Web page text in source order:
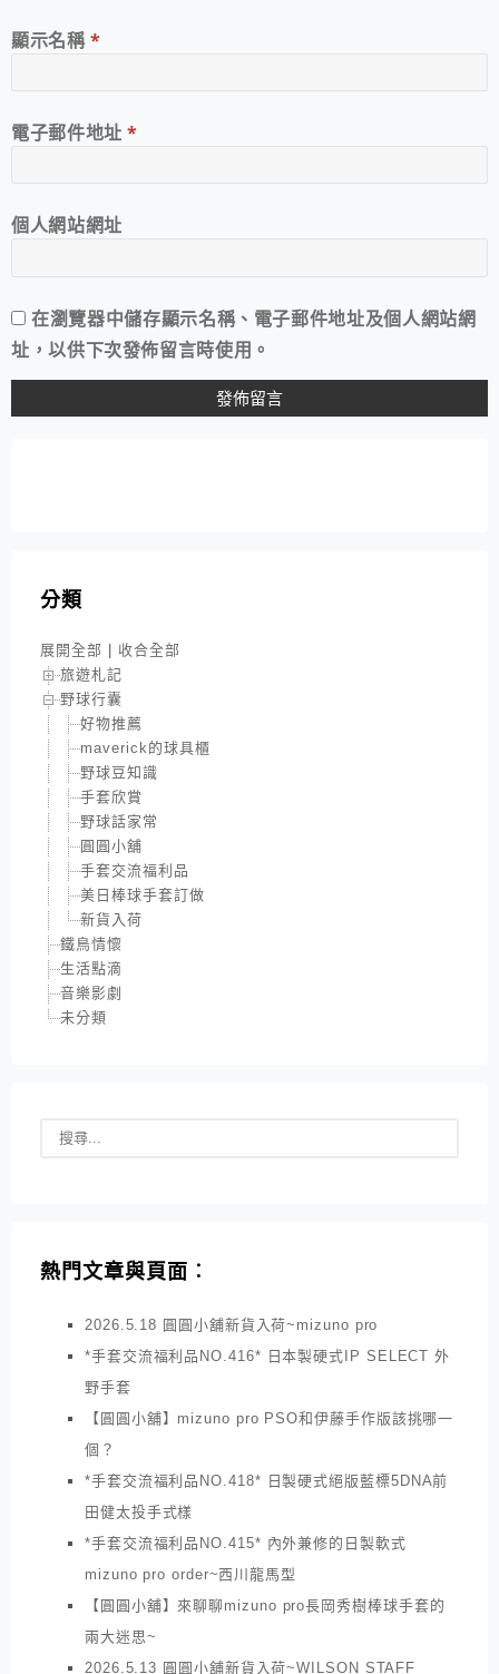
顯示名稱*
電子郵件地址*
個人網站網址
在瀏覽器中儲存顯示名稱、電子郵件地址及個人網站網
址，以供下次發佈留言時使用。
分類
展開全部
收合全部
旅遊札記
野球行囊
好物推薦
maverick的球具櫃
野球豆知識
手套欣賞
野球話家常
圓圓小舖
手套交流福利品
美日棒球手套訂做
新貨入荷
鐵鳥情懷
生活點滴
音樂影劇
未分類
熱門文章與頁面︰
2026.5.18 圓圓小舖新貨入荷~mizuno pro
*手套交流福利品NO.416* 日本製硬式IP SELECT 外
野手套
【圓圓小舖】mizuno pro PSO和伊藤手作版該挑哪一
個？
*手套交流福利品NO.418* 日製硬式絕版藍標5DNA前
田健太投手式樣
*手套交流福利品NO.415* 內外兼修的日製軟式
mizuno pro order~西川龍馬型
【圓圓小舖】來聊聊mizuno pro長岡秀樹棒球手套的
兩大迷思~
2026.5.13 圓圓小舖新貨入荷~WILSON STAFF